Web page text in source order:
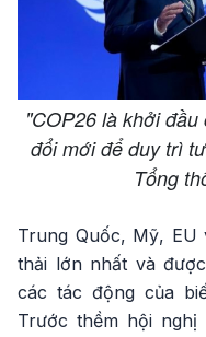
"COP26 là khởi
đổi mới để duy trì
Tổng
Trung Quốc, Mỹ,
thải lớn nhất và
các tác động của
Trước thềm hội nghị